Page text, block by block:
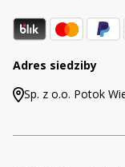
Adres siedziby
Sp. z o.o. Potok